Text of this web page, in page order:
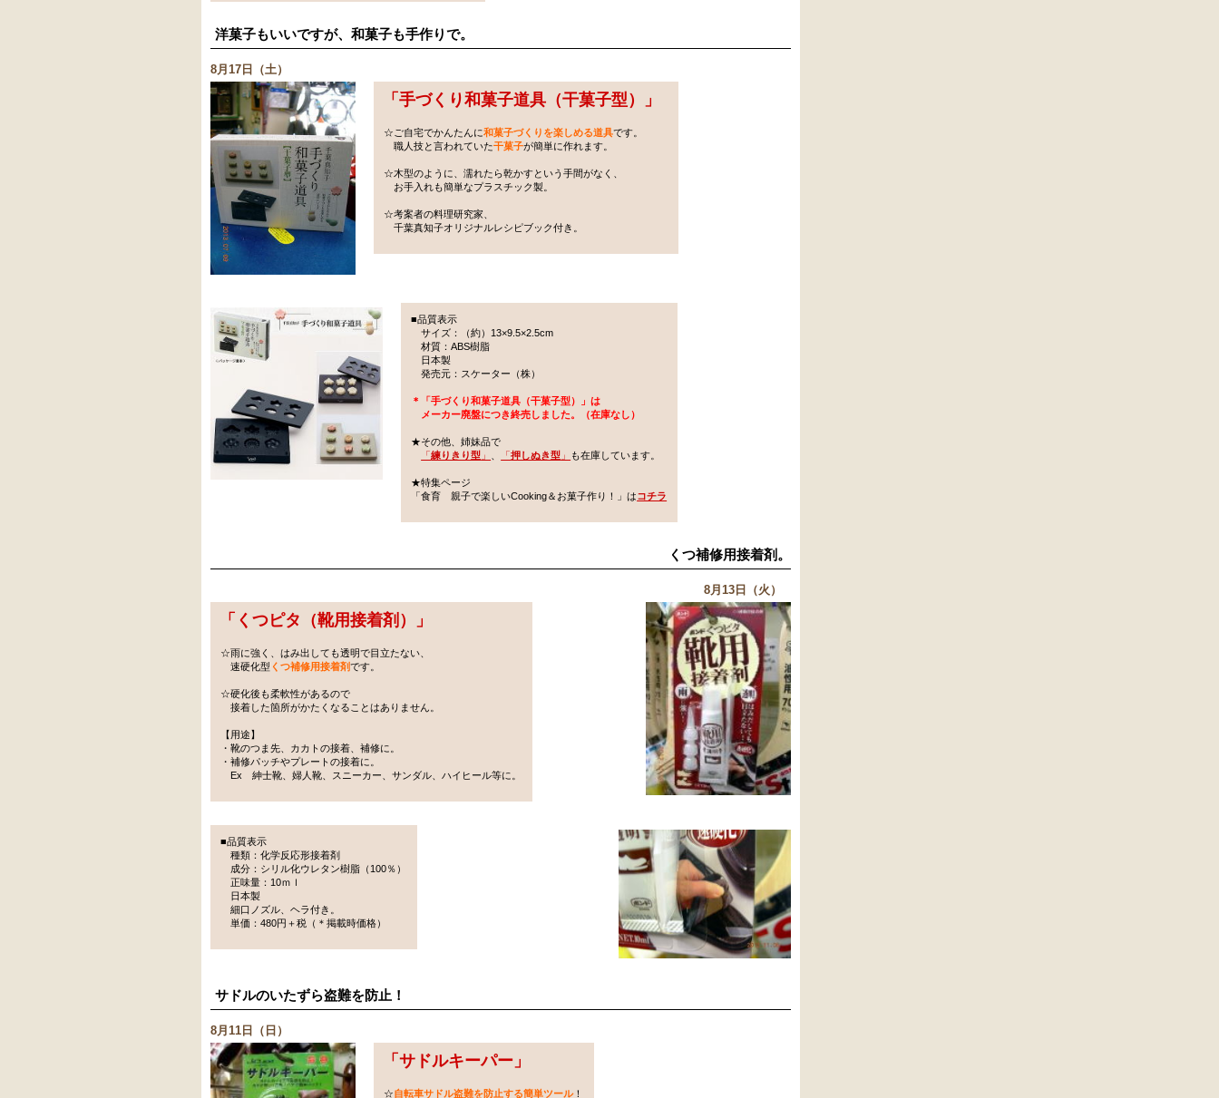
洋菓子もいいですが、和菓子も手作りで。
8月17日（土）
「 手づくり和菓子道具（干菓子型） 」
☆ご自宅でかんたんに和菓子づくりを楽しめる道具です。
職人技と言われていた干菓子が簡単に作れます。
☆木型のように、濡れたら乾かすという手間がなく、
お手入れも簡単なプラスチック製。
☆考案者の料理研究家、
千葉真知子オリジナルレシピブック付き。
■品質表示
サイズ：（約）13×9.5×2.5cm
材質：ABS樹脂
日本製
発売元：スケーター（株）
＊「手づくり和菓子道具（干菓子型）」は
メーカー廃盤につき終売しました。（在庫なし）
★その他、姉妹品で
「練りきり型 」 「押しぬき型 」 も在庫しています。
★特集ページ
「食育 親子で楽しいCooking＆お菓子作り！」はコチラ
くつ補修用接着剤。
8月13日（火）
「 くつピタ（靴用接着剤） 」
☆雨に強く、はみ出しても透明で目立たない、
速硬化型 くつ補修用接着剤です。
☆硬化後も柔軟性があるので
接着した箇所がかたくなることはありません。
【用途】
・靴のつま先、カカトの接着、補修に。
・補修パッチやプレートの接着に。
Ex 紳士靴、婦人靴、スニーカー、サンダル、ハイヒール等に。
■品質表示
種類：化学反応形接着剤
成分：シリル化ウレタン樹脂（100％）
正味量：10ｍｌ
日本製
細口ノズル、ヘラ付き。
単価：480円＋税（＊掲載時価格）
サドルのいたずら盗難を防止！
8月11日（日）
「 サドルキーパー 」
☆自転車サドル盗難を防止する簡単ツール！